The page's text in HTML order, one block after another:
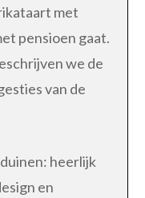
met
pensioen gaat.
we de
van de
heerlijk
en